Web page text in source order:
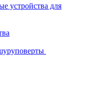
устройства для